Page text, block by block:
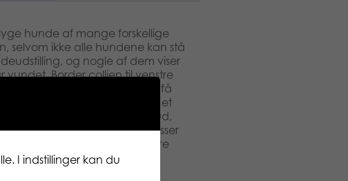
hunde af mange forskellige
selvom ikke alle hundene kan stå
og nogle af dem viser
vundet. Border collien til venstre
andre hunde forsøger at få
har form som hunde, et
alle hundene ser glade ud,
triste ud. Dette puslespil passer
i alle aldre vil nyde at studere
de smukke hunde.
I indstillinger kan du